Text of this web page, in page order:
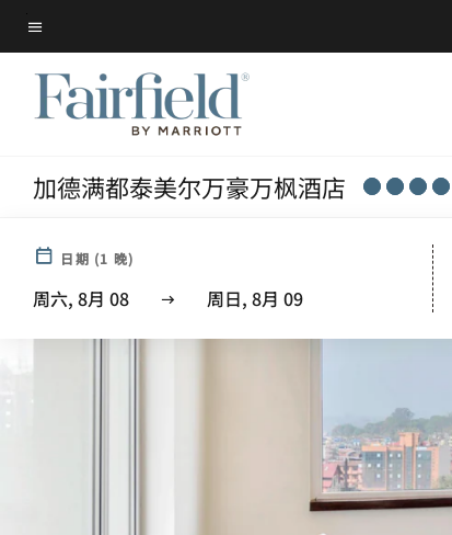
Skip
to
main
content
菜单文本
加德满都泰美尔万豪万枫酒店
日期 (1 晚)
周六, 8月 08 周日, 8月 09